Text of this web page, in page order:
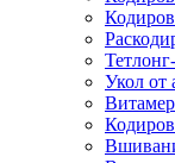
Укол от